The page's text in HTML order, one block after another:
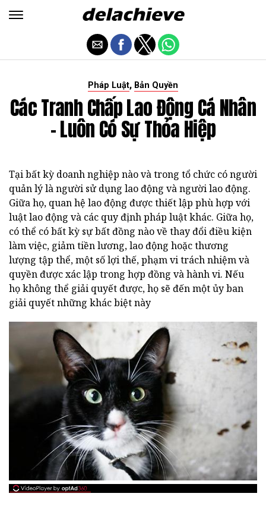
Pháp Luật, Bản Quyền
Các Tranh Chấp Lao Động Cá Nhân
- Luôn Có Sự Thỏa Hiệp
Tại bất kỳ doanh nghiệp nào và trong tổ chức có người
quản lý là người sử dụng lao động và người lao động.
Giữa họ, quan hệ lao động được thiết lập phù hợp với
luật lao động và các quy định pháp luật khác. Giữa họ,
có thể có bất kỳ sự bất đồng nào về thay đổi điều kiện
làm việc, giảm tiền lương, lao động hoặc thương
lượng tập thể, một số lợi thế, phạm vi trách nhiệm và
quyền được xác lập trong hợp đồng và hành vi. Nếu
họ không thể giải quyết được, họ sẽ đến một ủy ban
giải quyết những khác biệt này